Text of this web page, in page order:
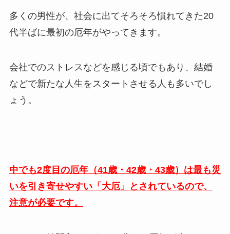
多くの男性が、社会に出てそろそろ慣れてきた20
代半ばに最初の厄年がやってきます。
会社でのストレスなどを感じる頃でもあり、結婚
などで新たな人生をスタートさせる人も多いでし
ょう。
中でも2度目の厄年（41歳・42歳・43歳）は最も災
いを引き寄せやすい「大厄」とされているので、
注意が必要です。